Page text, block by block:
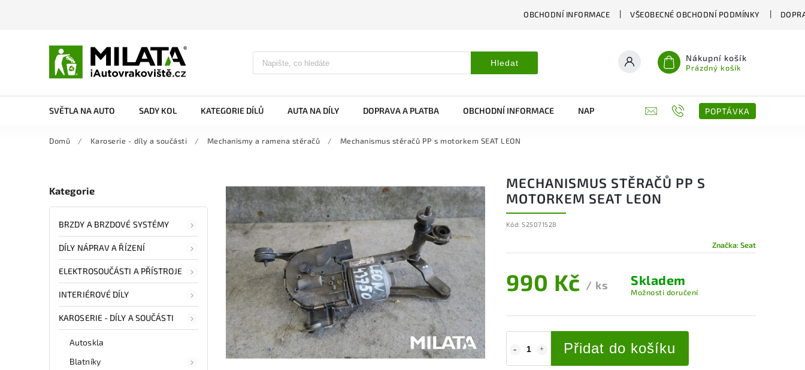
OBCHODNÍ INFORMACE VŠEOBECNÉ OBCHODNÍ PODMÍNKY
Hledat Nákupní košík
Prázdný košík
SVĚTLA NA AUTO SADY KOL KATEGORIE DÍLŮ AUTA NA DÍLY DOPRAVA A PLATBA OBCHODNÍ INFORMACE NAPIŠTE NÁM KONTAKTY POPTÁVKA
Domů / Karoserie - díly a součásti / Mechanismy a ramena stěračů / Mechanismus stěračů PP s motorkem SEAT LEON
Kategorie
BRZDY A BRZDOVÉ SYSTÉMY
DÍLY NÁPRAV A ŘÍZENÍ
ELEKTROSOUČÁSTI A PŘÍSTROJE
INTERIÉROVÉ DÍLY
KAROSERIE - DÍLY A SOUČÁSTI
Autoskla
Blatníky
MECHANISMUS STĚRAČŮ PP S
MOTORKEM SEAT LEON
Kód: S25071528
Značka:Seat
990 Kč / ks Skladem
Možnosti doručení
Přidat do košíku